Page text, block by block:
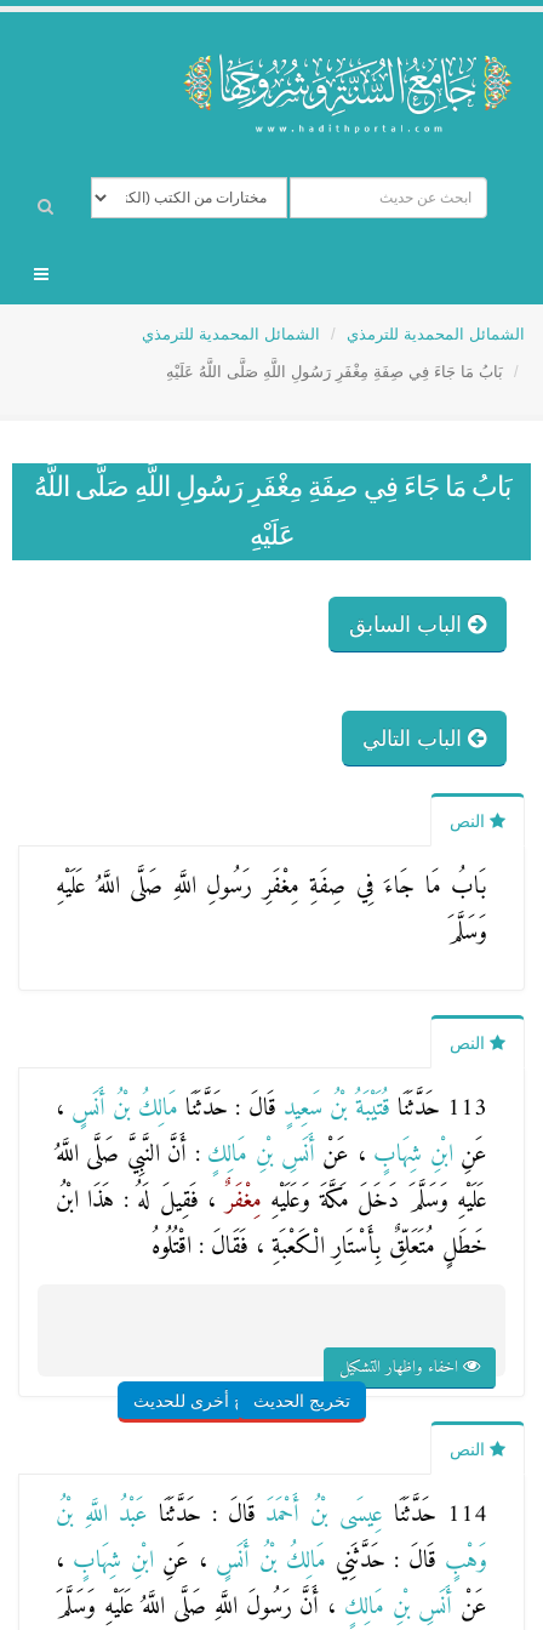
الشمائل المحمدية للترمذي الشمائل المحمدية للترمذي
بَابُ مَا جَاءَ فِي صِفَةِ مِغْفَرِ رَسُولِ اللَّهِ صَلَّى اللَّهُ عَلَيْهِ
بَابُ مَا جَاءَ فِي صِفَةِ مِغْفَرِ رَسُولِ اللَّهِ صَلَّى اللَّهُ
عَلَيْهِ
الباب السابق
الباب التالي
النص
بَابُ مَا جَاءَ فِي صِفَةِ مِغْفَرِ رَسُولِ اللَّهِ صَلَّى اللَّهُ عَلَيْهِ
وَسَلَّمَ
النص
113 حَدَّثَنَا قُتَيْبَةُ بْنُ سَعِيدٍ قَالَ : حَدَّثَنَا مَالِكُ بْنُ أَنَسٍ ،
عَنِ ابْنِ شِهَابٍ ، عَنْ أَنَسِ بْنِ مَالِكٍ: أَنَّ النَّبِيَّ صَلَّى اللَّهُ
عَلَيْهِ وَسَلَّمَ دَخَلَ مَكَّةَ وَعَلَيْهِ مِغْفَرٌ ، فَقِيلَ لَهُ : هَذَا ابْنُ
خَطَلٍ مُتَعَلِّقٌ بِأَسْتَارِ الْكَعْبَةِ ، فَقَالَ : اقْتُلُوهُ
اخفاء واظهار التشكيل
تخريج الحديثشروح أخرى للحديث
النص
114 حَدَّثَنَا عِيسَى بْنُ أَحْمَدَ قَالَ : حَدَّثَنَا عَبْدُ اللَّهِ بْنُ
وَهْبٍ قَالَ : حَدَّثَنِي مَالِكُ بْنُ أَنَسٍ ، عَنِ ابْنِ شِهَابٍ ،
عَنْ أَنَسِ بْنِ مَالِكٍ ، أَنَّ رَسُولَ اللَّهِ صَلَّى اللَّهُ عَلَيْهِ وَسَلَّمَ